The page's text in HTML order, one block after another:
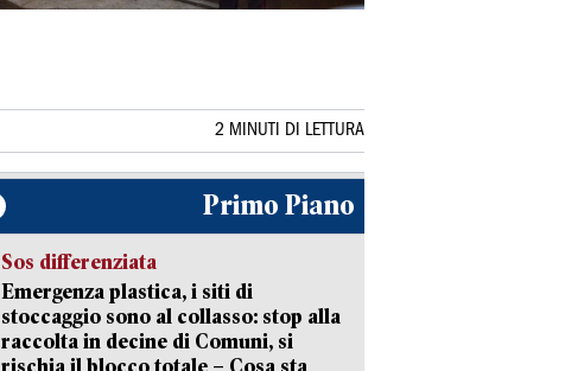
2 MINUTI DI LETTURA
Primo Piano
Sos differenziata
Emergenza plastica, i siti di
stoccaggio sono al collasso: stop alla
raccolta in decine di Comuni, si
rischia il blocco totale – Cosa sta